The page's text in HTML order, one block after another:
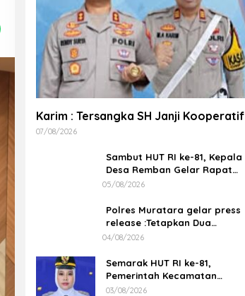
Karim : Tersangka SH Janji Kooperatif
07/08/2026
Sambut HUT RI ke-81, Kepala
Desa Remban Gelar Rapat
Persiapan Bersama Panitia
05/08/2026
Polres Muratara gelar press
release :Tetapkan Dua
Direktur Jadi Tersangka
ALS dan Tangki BBM Tewaskan
19 Orang
04/08/2026
Semarak HUT RI ke-81,
Pemerintah Kecamatan
Rawas Ulu Gelar Berbagai
03/08/2026